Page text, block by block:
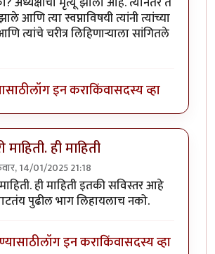
आणि त्या स्वप्नाविषयी त्यांनी त्यांच्या
त्यांचे चरीत्र लिहिणार्‍याला सांगितले
लॉग इन कराकिंवासदस्य व्हा
ही माहिती
14/01/2025 21:18
आणखी थोडेbyचंद्रसूर्यकुमार
ही माहिती इतकी सविस्तर आहे
पुढील भाग लिहायलाच नको.
लॉग इन कराकिंवासदस्य व्हा